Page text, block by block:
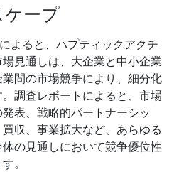
ープ
よると、ハプティックアクチ
見通しは、大企業と中小企業
間の市場競争により、細分化
調査レポートによると、市場
表、戦略的パートナーシッ
収、事業拡大など、あらゆる
の見通しにおいて競争優位性
。